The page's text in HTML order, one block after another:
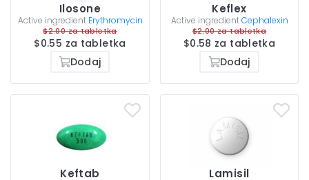
Ilosone
Active ingredient Erythromycin
$2.00 za tabletka
$0.55 za tabletka
Dodaj
Keflex
Active ingredient Cephalexin
$2.00 za tabletka
$0.58 za tabletka
Dodaj
Keftab Lamisil